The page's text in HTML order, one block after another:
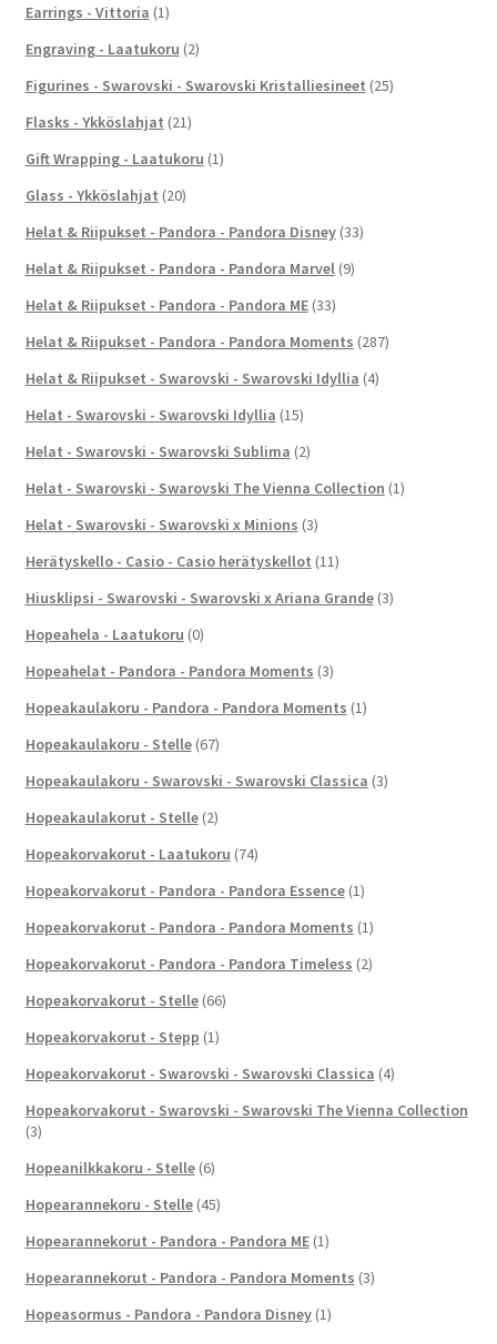
Earrings - Vittoria (1)
Engraving - Laatukoru (2)
Figurines - Swarovski - Swarovski Kristalliesineet (25)
Flasks - Ykköslahjat (21)
Gift Wrapping - Laatukoru (1)
Glass - Ykköslahjat (20)
Helat & Riipukset - Pandora - Pandora Disney (33)
Helat & Riipukset - Pandora - Pandora Marvel (9)
Helat & Riipukset - Pandora - Pandora ME (33)
Helat & Riipukset - Pandora - Pandora Moments (287)
Helat & Riipukset - Swarovski - Swarovski Idyllia (4)
Helat - Swarovski - Swarovski Idyllia (15)
Helat - Swarovski - Swarovski Sublima (2)
Helat - Swarovski - Swarovski The Vienna Collection (1)
Helat - Swarovski - Swarovski x Minions (3)
Herätyskello - Casio - Casio herätyskellot (11)
Hiusklipsi - Swarovski - Swarovski x Ariana Grande (3)
Hopeahela - Laatukoru (0)
Hopeahelat - Pandora - Pandora Moments (3)
Hopeakaulakoru - Pandora - Pandora Moments (1)
Hopeakaulakoru - Stelle (67)
Hopeakaulakoru - Swarovski - Swarovski Classica (3)
Hopeakaulakorut - Stelle (2)
Hopeakorvakorut - Laatukoru (74)
Hopeakorvakorut - Pandora - Pandora Essence (1)
Hopeakorvakorut - Pandora - Pandora Moments (1)
Hopeakorvakorut - Pandora - Pandora Timeless (2)
Hopeakorvakorut - Stelle (66)
Hopeakorvakorut - Stepp (1)
Hopeakorvakorut - Swarovski - Swarovski Classica (4)
Hopeakorvakorut - Swarovski - Swarovski The Vienna Collection
(3)
Hopeanilkkakoru - Stelle (6)
Hopearannekoru - Stelle (45)
Hopearannekorut - Pandora - Pandora ME (1)
Hopearannekorut - Pandora - Pandora Moments (3)
Hopeasormus - Pandora - Pandora Disney (1)